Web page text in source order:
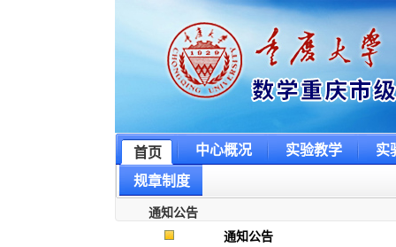
首页 中心概况 实验教学
实
规章制度
通知公告
通知公告